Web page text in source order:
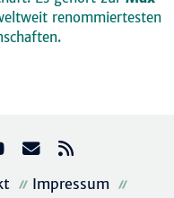
renommiertesten
Impressum